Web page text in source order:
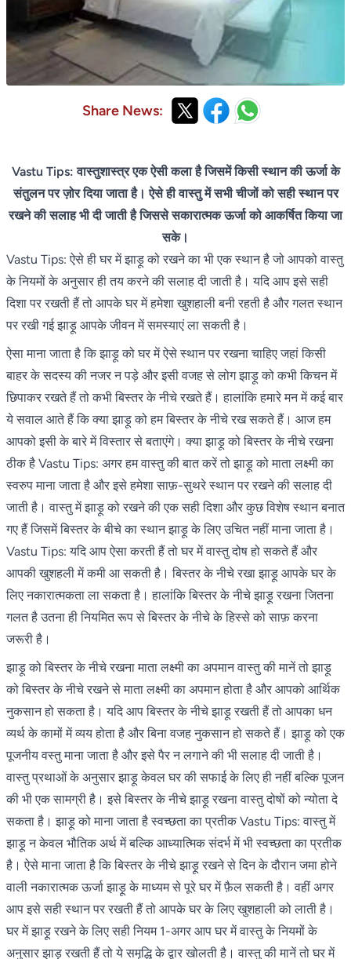
Share News:
Vastu Tips: वास्तुशास्त्र एक ऐसी कला है जिसमें किसी स्थान की ऊर्जा के
संतुलन पर ज़ोर दिया जाता है। ऐसे ही वास्तु में सभी चीजों को सही स्थान पर
रखने की सलाह भी दी जाती है जिससे सकारात्मक ऊर्जा को आकर्षित किया जा
सके।
Vastu Tips: ऐसे ही घर में झाड़ू को रखने का भी एक स्थान है जो आपको वास्तु
के नियमों के अनुसार ही तय करने की सलाह दी जाती है। यदि आप इसे सही
दिशा पर रखती हैं तो आपके घर में हमेशा खुशहाली बनी रहती है और गलत स्थान
पर रखी गई झाड़ू आपके जीवन में समस्याएं ला सकती है।
ऐसा माना जाता है कि झाड़ू को घर में ऐसे स्थान पर रखना चाहिए जहां किसी
बाहर के सदस्य की नजर न पड़े और इसी वजह से लोग झाड़ू को कभी किचन में
छिपाकर रखते हैं तो कभी बिस्तर के नीचे रखते हैं। हालांकि हमारे मन में कई बार
ये सवाल आते हैं कि क्या झाड़ू को हम बिस्तर के नीचे रख सकते हैं। आज हम
आपको इसी के बारे में विस्तार से बताएंगे। क्या झाड़ू को बिस्तर के नीचे रखना
ठीक है Vastu Tips: अगर हम वास्तु की बात करें तो झाड़ू को माता लक्ष्मी का
स्वरुप माना जाता है और इसे हमेशा साफ़-सुथरे स्थान पर रखने की सलाह दी
जाती है। वास्तु में झाड़ू को रखने की एक सही दिशा और कुछ विशेष स्थान बनात
गए हैं जिसमें बिस्तर के बीचे का स्थान झाड़ू के लिए उचित नहीं माना जाता है।
Vastu Tips: यदि आप ऐसा करती हैं तो घर में वास्तु दोष हो सकते हैं और
आपकी खुशहली में कमी आ सकती है। बिस्तर के नीचे रखा झाड़ू आपके घर के
लिए नकारात्मकता ला सकता है। हालांकि बिस्तर के नीचे झाड़ू रखना जितना
गलत है उतना ही नियमित रूप से बिस्तर के नीचे के हिस्से को साफ़ करना
जरूरी है।
झाड़ू को बिस्तर के नीचे रखना माता लक्ष्मी का अपमान वास्तु की मानें तो झाड़ू
को बिस्तर के नीचे रखने से माता लक्ष्मी का अपमान होता है और आपको आर्थिक
नुकसान हो सकता है। यदि आप बिस्तर के नीचे झाड़ू रखती हैं तो आपका धन
व्यर्थ के कामों में व्यय होता है और बिना वजह नुकसान हो सकते हैं। झाड़ू को एक
पूजनीय वस्तु माना जाता है और इसे पैर न लगाने की भी सलाह दी जाती है।
वास्तु प्रथाओं के अनुसार झाड़ू केवल घर की सफाई के लिए ही नहीं बल्कि पूजन
की भी एक सामग्री है। इसे बिस्तर के नीचे झाड़ू रखना वास्तु दोषों को न्योता दे
सकता है। झाड़ू को माना जाता है स्वच्छता का प्रतीक Vastu Tips: वास्तु में
झाड़ू न केवल भौतिक अर्थ में बल्कि आध्यात्मिक संदर्भ में भी स्वच्छता का प्रतीक
है। ऐसे माना जाता है कि बिस्तर के नीचे झाड़ू रखने से दिन के दौरान जमा होने
वाली नकारात्मक ऊर्जा झाड़ू के माध्यम से पूरे घर में फ़ैल सकती है। वहीं अगर
आप इसे सही स्थान पर रखती हैं तो आपके घर के लिए खुशहाली को लाती है।
घर में झाड़ू रखने के लिए सही नियम 1-अगर आप घर में वास्तु के नियमों के
अनुसार झाड़ू रखती हैं तो ये समृद्धि के द्वार खोलती है। वास्तु की मानें तो घर में